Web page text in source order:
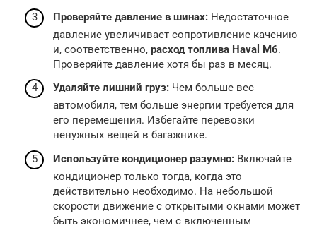
Проверяйте давление в шинах: Недостаточное
давление увеличивает сопротивление качению
и, соответственно, расход топлива Haval M6.
Проверяйте давление хотя бы раз в месяц.
Удаляйте лишний груз: Чем больше вес
автомобиля, тем больше энергии требуется для
его перемещения. Избегайте перевозки
ненужных вещей в багажнике.
Используйте кондиционер разумно: Включайте
кондиционер только тогда, когда это
действительно необходимо. На небольшой
скорости движение с открытыми окнами может
быть экономичнее, чем с включенным